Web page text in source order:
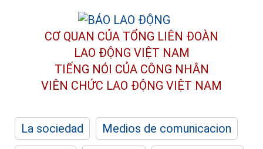
CƠ QUAN CỦA TỔNG LIÊN ĐOÀN
LAO ĐỘNG VIỆT NAM
TIẾNG NÓI CỦA CÔNG NHÂN
VIÊN CHỨC LAO ĐỘNG VIỆT NAM
La sociedad
Medios de comunicacion